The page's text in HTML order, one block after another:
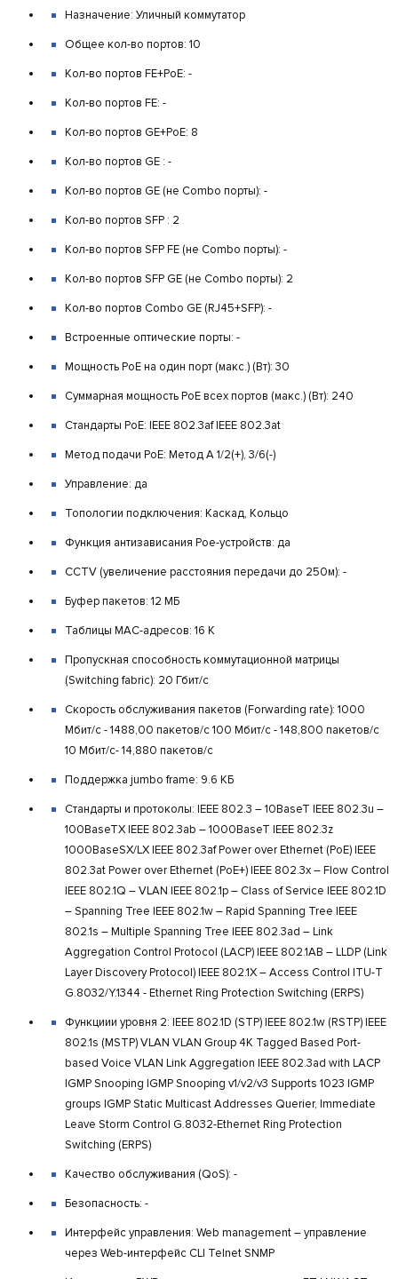
Назначение: Уличный коммутатор
Общее кол-во портов: 10
Кол-во портов FE+PoE: -
Кол-во портов FE: -
Кол-во портов GE+PoE: 8
Кол-во портов GE : -
Кол-во портов GE (не Combo порты): -
Кол-во портов SFP : 2
Кол-во портов SFP FE (не Combo порты): -
Кол-во портов SFP GE (не Combo порты): 2
Кол-во портов Combo GE (RJ45+SFP): -
Встроенные оптические порты: -
Мощность PoE на один порт (макс.) (Вт): 30
Суммарная мощность PoE всех портов (макс.) (Вт): 240
Стандарты PoE: IEEE 802.3af IEEE 802.3at
Метод подачи PoE: Метод A 1/2(+), 3/6(-)
Управление: да
Топологии подключения: Каскад, Кольцо
Функция антизависания Poe-устройств: да
CCTV (увеличение расстояния передачи до 250м): -
Буфер пакетов: 12 МБ
Таблицы MAC-адресов: 16 К
Пропускная способность коммутационной матрицы
(Switching fabric): 20 Гбит/с
Скорость обслуживания пакетов (Forwarding rate): 1000
Мбит/с - 1488,00 пакетов/с 100 Мбит/c - 148,800 пакетов/c
10 Мбит/c- 14,880 пакетов/c
Поддержка jumbo frame: 9.6 КБ
Стандарты и протоколы: IEEE 802.3 – 10BaseT IEEE 802.3u –
100BaseTX IEEE 802.3ab – 1000BaseT IEEE 802.3z
1000BaseSX/LX IEEE 802.3af Power over Ethernet (PoE) IEEE
802.3at Power over Ethernet (PoE+) IEEE 802.3x – Flow Control
IEEE 802.1Q – VLAN IEEE 802.1p – Class of Service IEEE 802.1D
– Spanning Tree IEEE 802.1w – Rapid Spanning Tree IEEE
802.1s – Multiple Spanning Tree IEEE 802.3ad – Link
Aggregation Control Protocol (LACP) IEEE 802.1AB – LLDP (Link
Layer Discovery Protocol) IEEE 802.1X – Access Control ITU-T
G.8032/Y.1344 - Ethernet Ring Protection Switching (ERPS)
Функциии уровня 2: IEEE 802.1D (STP) IEEE 802.1w (RSTP) IEEE
802.1s (MSTP) VLAN VLAN Group 4K Tagged Based Port-
based Voice VLAN Link Aggregation IEEE 802.3ad with LACP
IGMP Snooping IGMP Snooping v1/v2/v3 Supports 1023 IGMP
groups IGMP Static Multicast Addresses Querier, Immediate
Leave Storm Control G.8032-Ethernet Ring Protection
Switching (ERPS)
Качество обслуживания (QoS): -
Безопасность: -
Интерфейс управления: Web management – управление
через Web-интерфейс CLI Telnet SNMP